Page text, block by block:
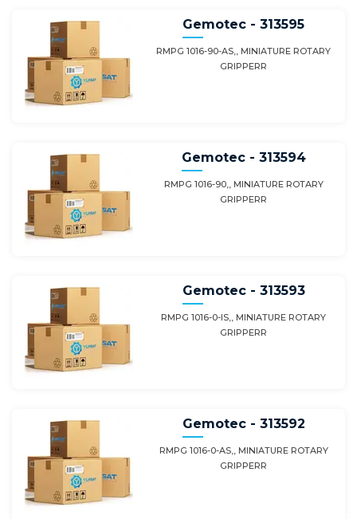
Gemotec - 313595
RMPG 1016-90-AS,, MINIATURE ROTARY
GRIPPERR
Gemotec - 313594
RMPG 1016-90,, MINIATURE ROTARY
GRIPPERR
Gemotec - 313593
RMPG 1016-0-IS,, MINIATURE ROTARY
GRIPPERR
Gemotec - 313592
RMPG 1016-0-AS,, MINIATURE ROTARY
GRIPPERR